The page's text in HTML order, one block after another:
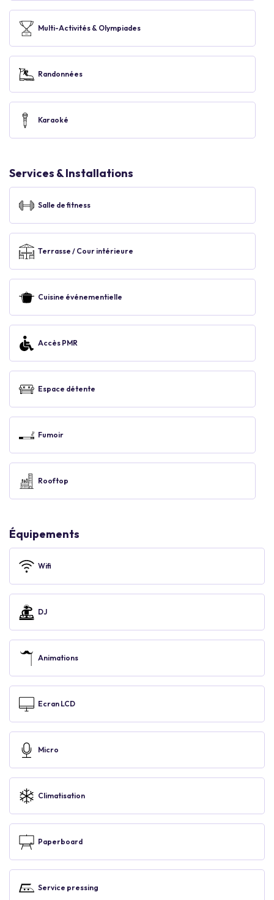
Multi-Activités & Olympiades
Randonnées
Karaoké
Services & Installations
Salle de fitness
Terrasse / Cour intérieure
Cuisine événementielle
Accès PMR
Espace détente
Fumoir
Rooftop
Équipements
Wifi
DJ
Animations
Ecran LCD
Micro
Climatisation
Paperboard
Service pressing